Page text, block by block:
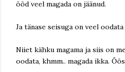
ööd veel magada on jäänud.
Ja tänase seisuga on veel
Niiet kähku magama ja siis on
oodata, khmm.. magada ikka.